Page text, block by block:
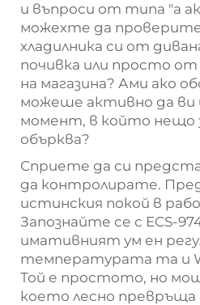
и въпроси от типа "а
можехте да
хладилника си от
почивка или просто
на магазина? Ами ако
можеше активно да ви
момент, в който нещо
обърква?
Сприете да си
да контролирате.
истинския покой в
Запознайте се с ECS-
имативният ум ен
температурата та и
Той е простото, но
което лесно превръща